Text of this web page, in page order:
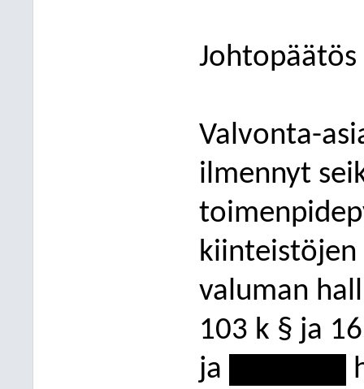
Johtopäätös
Valvonta-
ilmennyt
kiinteistöjen
valuman
103 k § ja
ja